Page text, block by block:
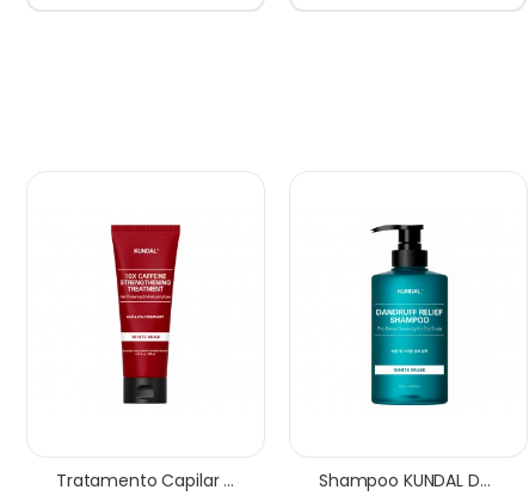
Tratamento Capilar KUNDAL 10X Caffeine Strengthening White Musk 200ml Shampoo KUNDAL Dandruff Relief Pro Deep Cleansing for Dry Scalp White Musk 500ml